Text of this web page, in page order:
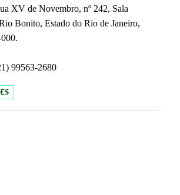
XV de Novembro, nº 242, Sala
Bonito, Estado do Rio de Janeiro,
99563-2680